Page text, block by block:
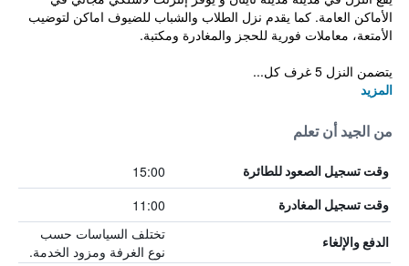
الأماكن العامة. كما يقدم نزل الطلاب والشباب للضيوف اماكن لتوضيب
الأمتعة، معاملات فورية للحجز والمغادرة ومكتبة.
يتضمن النزل 5 غرف كل...
المزيد
من الجيد أن تعلم
وقت تسجيل الصعود للطائرة 15:00
وقت تسجيل المغادرة 11:00
الدفع والإلغاء
تختلف السياسات حسب
نوع الغرفة ومزود الخدمة.